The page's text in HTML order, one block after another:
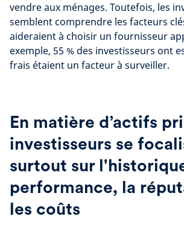
vendre aux ménages. Toutefois, les
semblent comprendre les facteurs
aideraient à choisir un fournisseur
exemple, 55 % des investisseurs ont
frais étaient un facteur à surveiller.
En matière d’actifs
investisseurs se
surtout sur
performance, la
les coûts